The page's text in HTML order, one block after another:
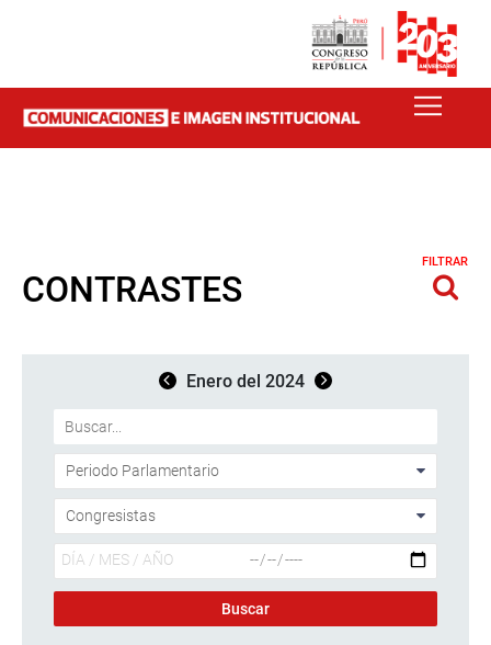
CONTRASTES
FILTRAR
Enero del 2024